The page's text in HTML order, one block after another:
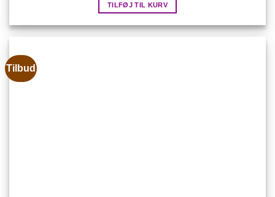
TILFØJ TIL KURV
Tilbud